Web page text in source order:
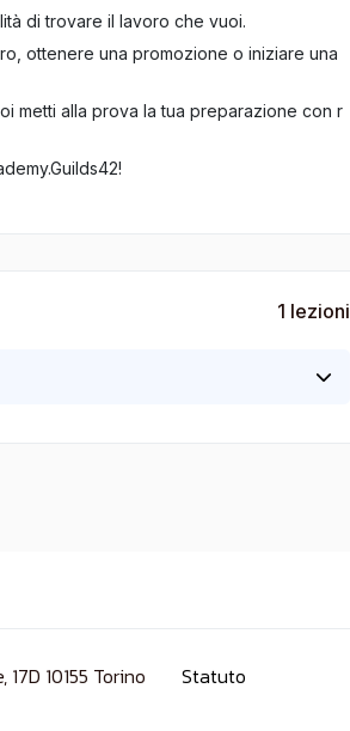
di trovare il lavoro che vuoi.
ottenere una promozione o iniziare una
metti alla prova la tua preparazione con r
1 lezioni
10155 Torino
Statuto